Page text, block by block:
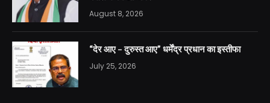
August 8, 2026
“देर आए – दुरुस्त आए” धर्मेंद्र प्रधान का इस्तीफा
July 25, 2026